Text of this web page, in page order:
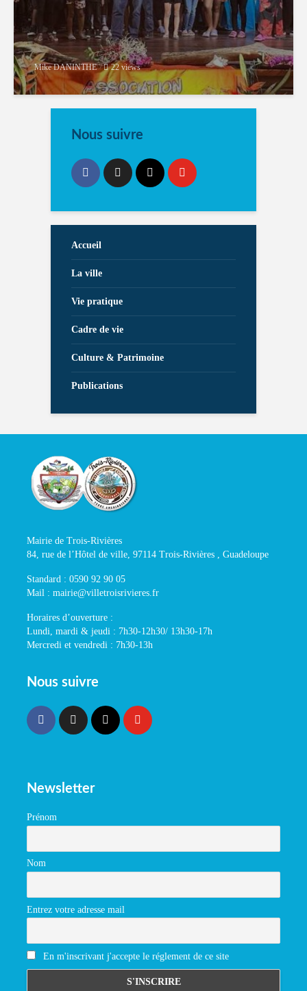
Mike DANINTHE 22 views
Nous suivre
Accueil
La ville
Vie pratique
Cadre de vie
Culture & Patrimoine
Publications
Mairie de Trois-Rivières
84, rue de l’Hôtel de ville, 97114 Trois-Rivières , Guadeloupe
Standard : 0590 92 90 05
Mail : mairie@villetroisrivieres.fr
Horaires d’ouverture :
Lundi, mardi & jeudi : 7h30-12h30/ 13h30-17h
Mercredi et vendredi : 7h30-13h
Nous suivre
Newsletter
Prénom
Nom
Entrez votre adresse mail
En m'inscrivant j'accepte le réglement de ce site